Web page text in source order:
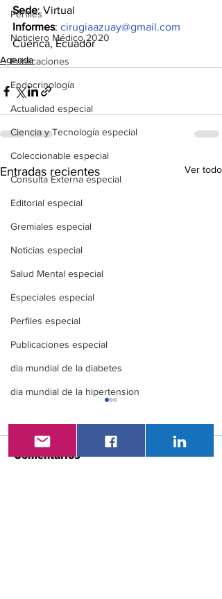
Perfiles
Noticiero Médico 2020
Publicaciones
Endocrinología
Actualidad especial
Ciencia y Tecnología especial
Coleccionable especial
Consulta Externa especial
Editorial especial
Gremiales especial
Noticias especial
Salud Mental especial
Especiales especial
Perfiles especial
Publicaciones especial
dia mundial de la diabetes
dia mundial de la hipertension
Sede: Virtual
Informes: cirugiaazuay@gmail.com
Cuenca, Ecuador
Agenda
Entradas recientes Ver todo
Comentarios